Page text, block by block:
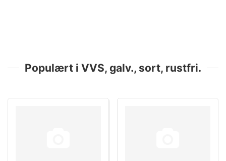
Populært i VVS, galv., sort, rustfri.